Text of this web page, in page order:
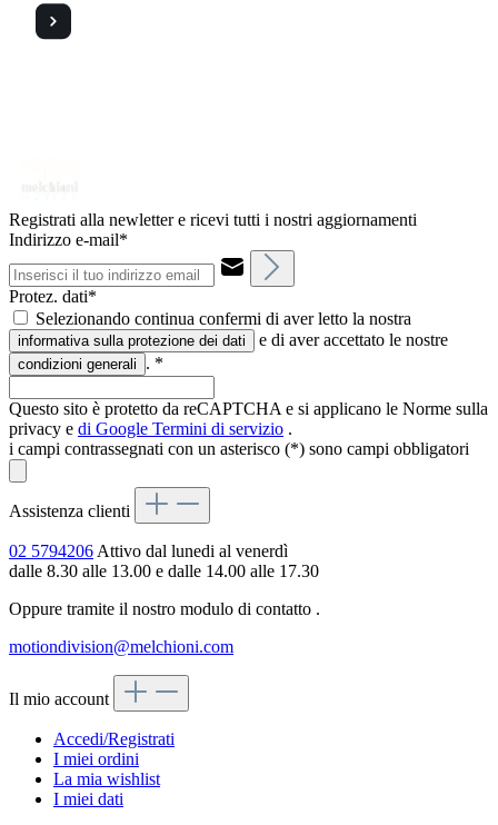
Registrati alla newletter e ricevi tutti i nostri aggiornamenti
Indirizzo e-mail*
Protez. dati*
Selezionando continua confermi di aver letto la nostra
informativa sulla protezione dei dati e di aver accettato le nostre
condizioni generali . *
Questo sito è protetto da reCAPTCHA e si applicano le Norme sulla
privacy e di Google Termini di servizio .
i campi contrassegnati con un asterisco (*) sono campi obbligatori
Assistenza clienti
02 5794206Attivo dal lunedi al venerdì
dalle 8.30 alle 13.00 e dalle 14.00 alle 17.30
Oppure tramite il nostro modulo di contatto .
motiondivision@melchioni.com
Il mio account
Accedi/Registrati
I miei ordini
La mia wishlist
I miei dati